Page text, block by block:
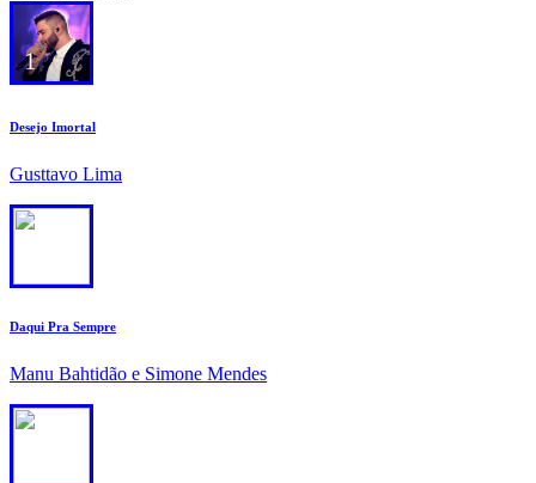
1
Desejo Imortal
Gusttavo Lima
Daqui Pra Sempre
Manu Bahtidão e Simone Mendes